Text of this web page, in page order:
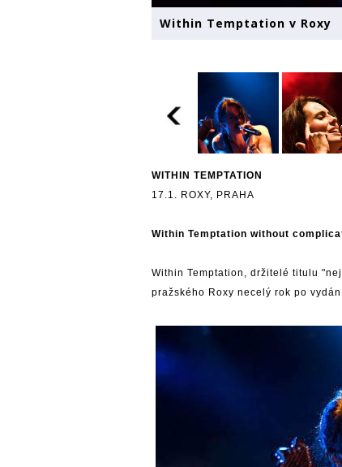
Within Temptation v Roxy
WITHIN TEMPTATION
17.1. ROXY, PRAHA
Within Temptation without
Within Temptation, držitelé titulu
pražského Roxy necelý rok po